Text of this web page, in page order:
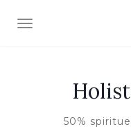
AFFICHER/
50%